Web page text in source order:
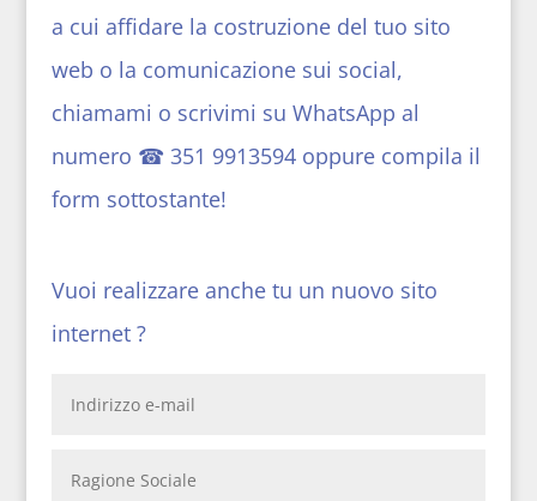
a cui affidare la costruzione del tuo sito
web o la comunicazione sui social,
chiamami o scrivimi su WhatsApp al
numero ☎ 351 9913594oppure compila il
form sottostante!
Vuoi realizzare anche tu un nuovo sito
internet ?